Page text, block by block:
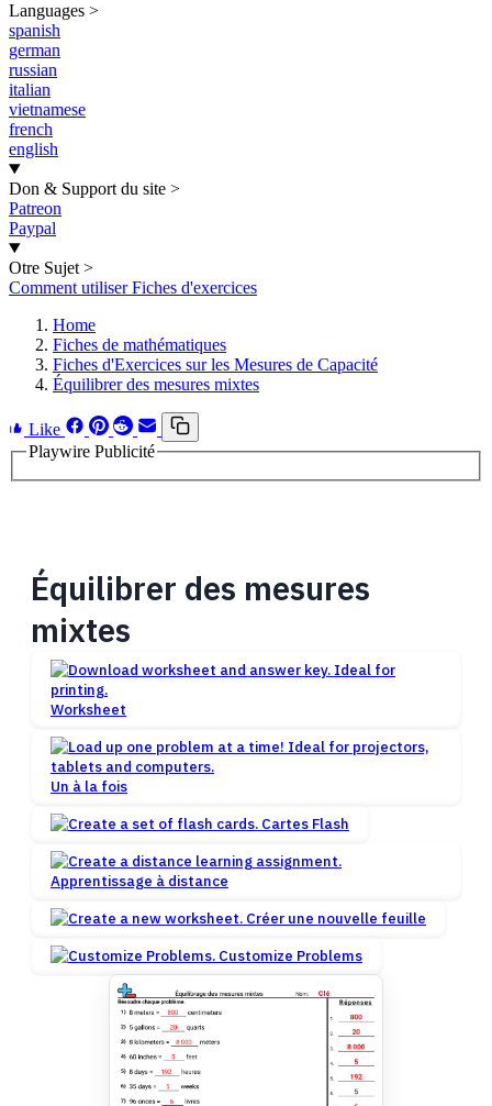
Languages >
spanish
german
russian
italian
vietnamese
french
english
Don & Support du site >
Patreon
Paypal
Otre Sujet >
Comment utiliser Fiches d'exercices
Home
Fiches de mathématiques
Fiches d'Exercices sur les Mesures de Capacité
Équilibrer des mesures mixtes
Like
Playwire Publicité
Équilibrer des mesures
mixtes
Worksheet
Un à la fois
Cartes Flash
Apprentissage à distance
Créer une nouvelle feuille
Customize Problems